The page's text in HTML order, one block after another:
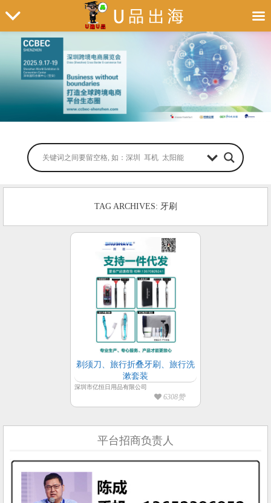
TAG ARCHIVES: 牙刷
剃须刀、旅行折叠牙刷、旅行洗
漱套装
深圳市亿恒日用品有限公司
6308赞
平台招商负责人